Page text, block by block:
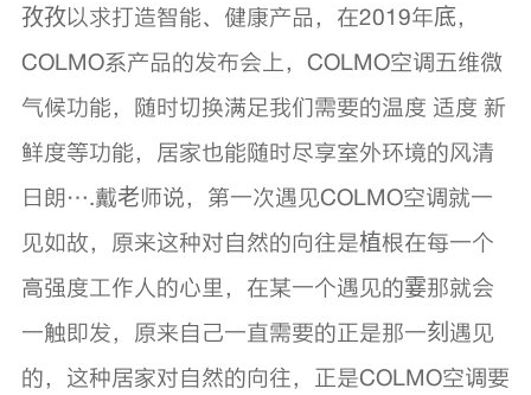
孜孜以求打造智能、健康产品，在2019年底，
COLMO系产品的发布会上，COLMO空调五维微
气候功能，随时切换满足我们需要的温度 适度 新
鲜度等功能，居家也能随时尽享室外环境的风清
日朗….戴老师说，第一次遇见COLMO空调就一
见如故，原来这种对自然的向往是植根在每一个
高强度工作人的心里，在某一个遇见的霎那就会
一触即发，原来自己一直需要的正是那一刻遇见
的，这种居家对自然的向往，正是COLMO空调要